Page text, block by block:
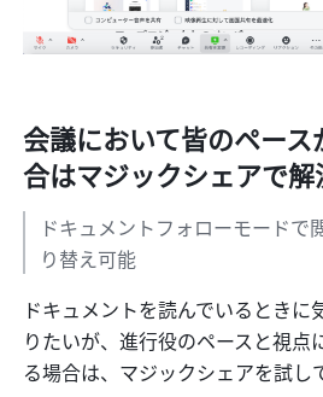
会議において皆のペー
合はマジックシェアで
ドキュメントフォローモードで
り替え可能
ドキュメントを読んでいるときに
りたいが、進行役のペースと視点
る場合は、マジックシェアを試し